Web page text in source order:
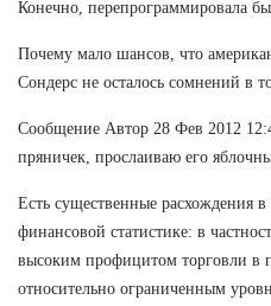
Конечно, перепрограммировала
Почему мало шансов, что
Сондерс не осталось сомнений в
Сообщение Автор 28 Фев 2012
пряничек, прослаиваю его
Есть существенные расхождения
финансовой статистике: в
высоким профицитом торговли в
относительно ограниченным